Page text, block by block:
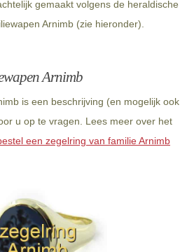
gemaakt volgens de heraldische
Arnimb (zie hieronder).
Arnimb
is een beschrijving (en mogelijk ook
u op te vragen. Lees meer over het
een zegelring van familie Arnimb